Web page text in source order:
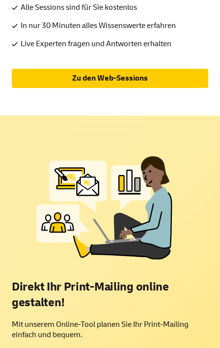
Alle Sessions sind für Sie kostenlos
In nur 30 Minuten alles Wissenswerte erfahren
Live Experten fragen und Antworten erhalten
Zu den Web-Sessions
Direkt Ihr Print-Mailing online
gestalten!
Mit unserem Online-Tool planen Sie Ihr Print-Mailing
einfach und bequem.